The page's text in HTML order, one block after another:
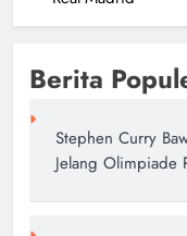
Berita
Stephen Curry
Jelang Olimpiade